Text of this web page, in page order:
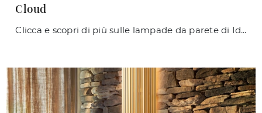
Cloud
Clicca e scopri di più sulle lampade da parete di Ideal Lux: il modello Cloud in metallo ti sta aspettando!